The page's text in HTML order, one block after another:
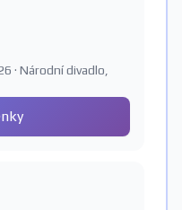
· Národní divadlo,